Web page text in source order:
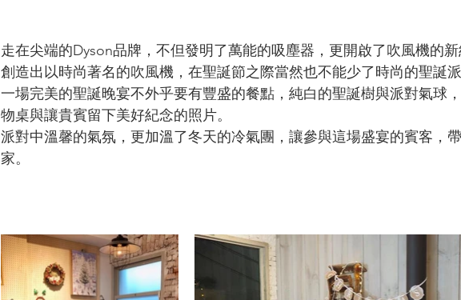
走在尖端的Dyson品牌，不但發明了萬能的吸塵器，更開啟了吹風機的新
創造出以時尚著名的吹風機，在聖誕節之際當然也不能少了時尚的聖誕派
一場完美的聖誕晚宴不外乎要有豐盛的餐點，純白的聖誕樹與派對氣球
物桌與讓貴賓留下美好紀念的照片。
派對中溫馨的氣氛，更加溫了冬天的冷氣團，讓參與這場盛宴的賓客，
家。